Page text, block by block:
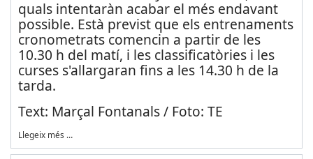
quals intentaràn acabar el més endavant
possible. Està previst que els entrenaments
cronometrats comencin a partir de les
10.30 h del matí, i les classificatòries i les
curses s'allargaran fins a les 14.30 h de la
tarda.
Text: Marçal Fontanals / Foto: TE
Llegeix més …